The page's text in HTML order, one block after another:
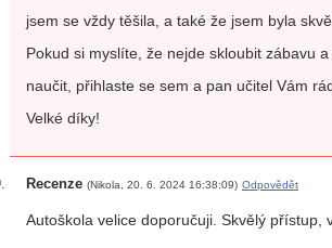
jsem se vždy těšila, a také že jsem byla
Pokud si myslíte, že nejde skloubit zábavu
naučit, přihlaste se sem a pan učitel Vám
Velké díky!
Recenze (Nikola, 20. 6. 2024 16:38:09) Odpovědět
Autoškola velice doporučuji. Skvělý přístup,